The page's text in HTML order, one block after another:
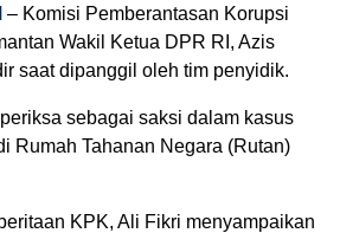
– Komisi Pemberantasan Korupsi
Wakil Ketua DPR RI, Azis
saat dipanggil oleh tim penyidik.
sebagai saksi dalam kasus
Rumah Tahanan Negara (Rutan)
KPK, Ali Fikri menyampaikan